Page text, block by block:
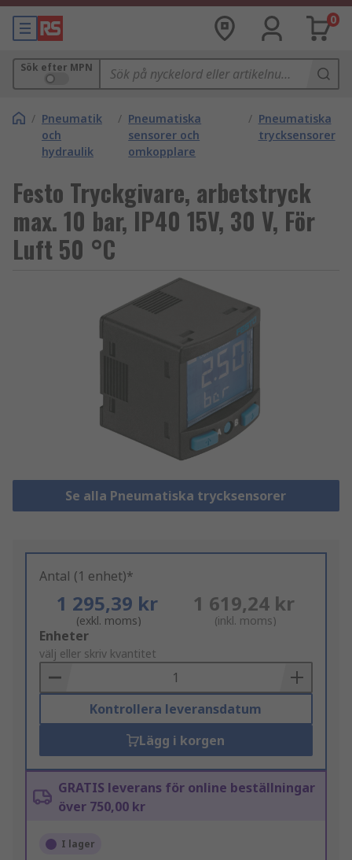
0
Sök efter MPN
/ Pneumatik
och
hydraulik
/ Pneumatiska
sensorer och
omkopplare
/ Pneumatiska
trycksensorer
Festo Tryckgivare, arbetstryck
max. 10 bar, IP40 15V, 30 V, För
Luft 50 °C
Se alla Pneumatiska trycksensorer
Antal (1 enhet)*
1 295,39 kr
(exkl. moms)
1 619,24 kr
(inkl. moms)
Add
to
Basket
Enheter
välj eller skriv kvantitet
Kontrollera leveransdatum
Lägg i korgen
GRATIS leverans för online beställningar
över 750,00 kr
I lager